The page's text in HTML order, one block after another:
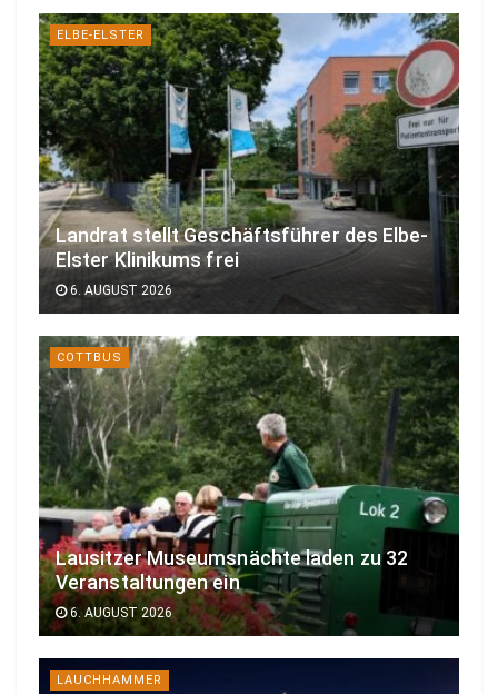
ELBE-ELSTER
Landrat stellt Geschäftsführer des Elbe-
Elster Klinikums frei
6. AUGUST 2026
COTTBUS
Lausitzer Museumsnächte laden zu 32
Veranstaltungen ein
6. AUGUST 2026
LAUCHHAMMER